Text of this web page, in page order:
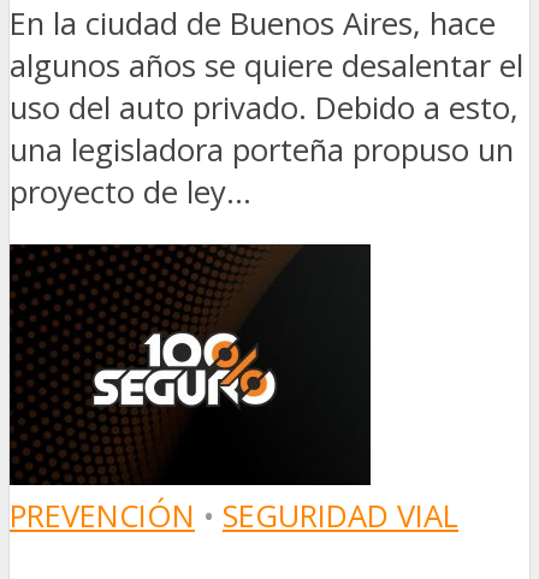
En la ciudad de Buenos Aires, hace
algunos años se quiere desalentar el
uso del auto privado. Debido a esto,
una legisladora porteña propuso un
proyecto de ley...
PREVENCIÓN • SEGURIDAD VIAL